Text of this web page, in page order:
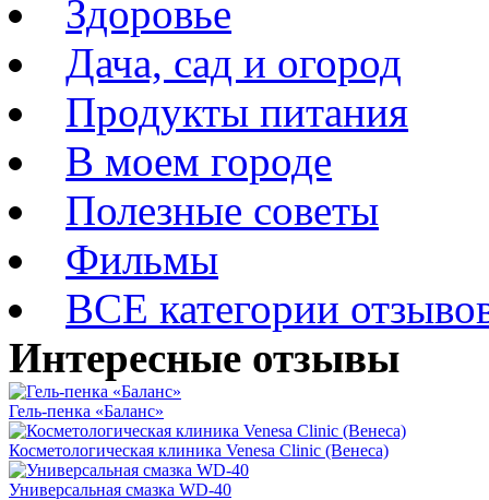
Здоровье
Дача, сад и огород
Продукты питания
В моем городе
Полезные советы
Фильмы
ВСЕ категории
Интересные отзывы
Гель-пенка «Баланс»
Косметологическая клиника Venesa Clinic (Венеса)
Универсальная смазка WD-40